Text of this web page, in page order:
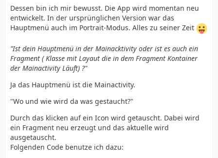
Dessen bin ich mir bewusst. Die App wird momentan neu
entwickelt. In der ursprünglichen Version war das
Hauptmenü auch im Portrait-Modus. Alles zu seiner Zeit
"Ist dein Hauptmenü in der Mainacktivity oder ist es auch ein
Fragment ( Klasse mit Layaut die in dem Fragment Kontainer
der Mainactivity Läuft) ?"
Ja das Hauptmenü ist die Mainactivity.
"Wo und wie wird da was gestaucht?"
Durch das klicken auf ein Icon wird getauscht. Dabei wird
ein Fragment neu erzeugt und das aktuelle wird
ausgetauscht.
Folgenden Code benutze ich dazu: